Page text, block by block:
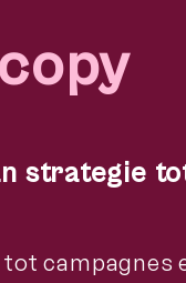
strategie
campagnes